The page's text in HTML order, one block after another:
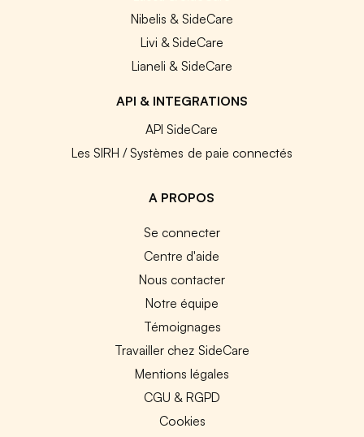
Nibelis & SideCare
Livi & SideCare
Lianeli & SideCare
API & INTEGRATIONS
API SideCare
Les SIRH / Systèmes de paie connectés
A PROPOS
Se connecter
Centre d'aide
Nous contacter
Notre équipe
Témoignages
Travailler chez SideCare
Mentions légales
CGU & RGPD
Cookies